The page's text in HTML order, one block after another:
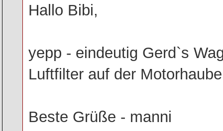
Hallo Bibi,
yepp - eindeutig Gerd`s
Luftfilter auf der
Beste Grüße - manni